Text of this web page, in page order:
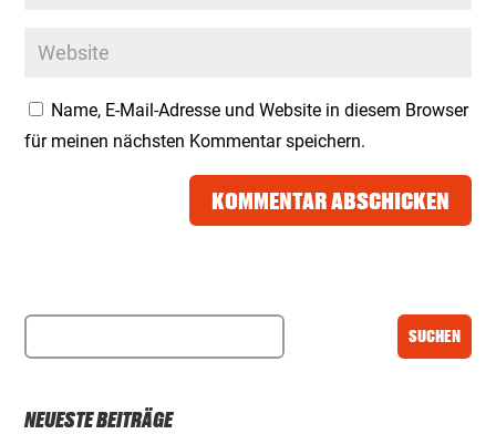
Name, E-Mail-Adresse und Website in diesem Browser
für meinen nächsten Kommentar speichern.
KOMMENTAR ABSCHICKEN
NEUESTE BEITRÄGE